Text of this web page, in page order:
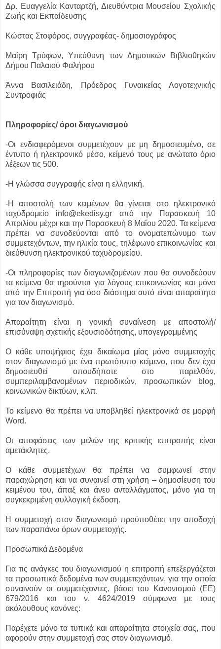
Δρ. Ευαγγελία Κανταρτζή, Διευθύντρια Μουσείου Σχολικής
Ζωής και Εκπαίδευσης
Κώστας Στοφόρος, συγγραφέας- δημοσιογράφος
Μαίρη Τρύφων, Υπεύθυνη των Δημοτικών Βιβλιοθηκών
Δήμου Παλαιού Φαλήρου
Άννα Βασιλειάδη, Πρόεδρος Γυναικείας Λογοτεχνικής
Συντροφιάς
Πληροφορίες/ όροι διαγωνισμού
-Οι ενδιαφερόμενοι συμμετέχουν με μη δημοσιευμένο, σε
έντυπο ή ηλεκτρονικό μέσο, κείμενό τους με ανώτατο όριο
λέξεων τις 500.
-H γλώσσα συγγραφής είναι η ελληνική.
-Η αποστολή των κειμένων θα γίνεται στο ηλεκτρονικό
ταχυδρομείο info@ekedisy.gr από την Παρασκευή 10
Απριλίου μέχρι και την Παρασκευή 8 Μαΐου 2020. Τα κείμενα
πρέπει να συνοδεύονται από το ονοματεπώνυμο των
συμμετεχόντων, την ηλικία τους, τηλέφωνο επικοινωνίας και
διεύθυνση ηλεκτρονικού ταχυδρομείου.
-Οι πληροφορίες των διαγωνιζομένων που θα συνοδεύουν
τα κείμενα θα τηρούνται για λόγους επικοινωνίας και μόνο
από την Επιτροπή για όσο διάστημα αυτό είναι απαραίτητο
για τον διαγωνισμό.
Απαραίτητη είναι η γονική συναίνεση με αποστολή/
επισύναψη σχετικής εξουσιοδότησης, υπογεγραμμένης
Ο κάθε υποψήφιος έχει δικαίωμα μίας μόνο συμμετοχής
στον διαγωνισμό με ένα πρωτότυπο κείμενο, που δεν έχει
δημοσιευθεί οπουδήποτε στο παρελθόν,
συμπεριλαμβανομένων περιοδικών, προσωπικών blog,
κοινωνικών δικτύων, κ.λπ.
Το κείμενο θα πρέπει να υποβληθεί ηλεκτρονικά σε μορφή
Word.
Οι αποφάσεις των μελών της κριτικής επιτροπής είναι
αμετάκλητες.
Ο κάθε συμμετέχων θα πρέπει να συμφωνεί στην
παραχώρηση και να συναινεί στη χρήση – δημοσίευση του
κειμένου του, άπαξ και άνευ ανταλλάγματος, μόνο για τη
συγκεκριμένη συλλογική έκδοση.
Η συμμετοχή στον διαγωνισμό προϋποθέτει την αποδοχή
των παραπάνω όρων συμμετοχής.
Προσωπικά Δεδομένα
Για τις ανάγκες του διαγωνισμού η επιτροπή επεξεργάζεται
τα προσωπικά δεδομένα των συμμετεχόντων, για την οποία
συναινούν οι συμμετέχοντες, βάσει του Κανονισμού (ΕΕ)
679/2016 και του ν. 4624/2019 σύμφωνα με τους
ακόλουθους κανόνες:
Παρέχετε μόνο τα τυπικά και απαραίτητα στοιχεία σας, που
αφορούν στην συμμετοχή σας στον διαγωνισμό.